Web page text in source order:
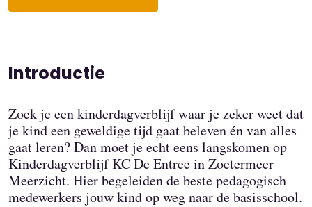
Introductie
Zoek je een kinderdagverblijf waar je zeker weet dat
je kind een geweldige tijd gaat beleven én van alles
gaat leren? Dan moet je echt eens langskomen op
Kinderdagverblijf KC De Entree in Zoetermeer
Meerzicht. Hier begeleiden de beste pedagogisch
medewerkers jouw kind op weg naar de basisschool.